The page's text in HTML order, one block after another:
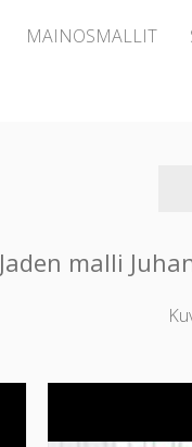
MAINOSMALLIT
Jaden malli